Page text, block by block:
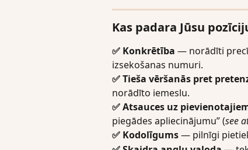
Kas padara Jūsu
✅ Konkrētība — norādīti
izsekošanas numuri.
✅ Tieša vēršanās pret
norādīto iemeslu.
✅ Atsauces uz
piegādes apliecinājumu” (see
✅ Kodolīgums — pilnīgi